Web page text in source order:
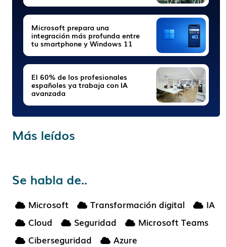
Microsoft prepara una
integración más profunda entre
tu smartphone y Windows 11
El 60% de los profesionales
españoles ya trabaja con IA
avanzada
Más leídos
Se habla de..
Microsoft Transformación digital
IA
Cloud
Seguridad
Microsoft Teams
Ciberseguridad
Azure